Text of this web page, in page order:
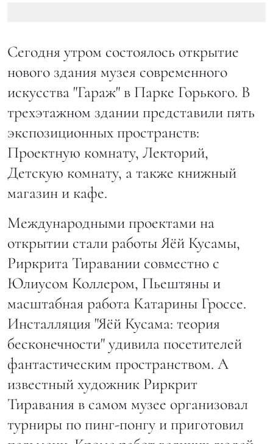
Сегодня утром состоялось открытие
нового здания музея современного
искусства "Гараж" в Парке Горького. В
трехэтажном здании представили пять
экспозиционных пространств:
Проектную комнату, Лекторий,
Детскую комнату, а также книжный
магазин и кафе.
Международными проектами на
открытии стали работы Яёй Кусамы,
Риркрита Тиравании совместно с
Юлиусом Коллером, Пьештяны и
масштабная работа Катарины Гроссе.
Инсталляция "Яёй Кусама: теория
бесконечности" удивила посетителей
фантастическим пространством. А
известный художник Риркрит
Тиравания в самом музее организовал
турниры по пинг-понгу и приготовил